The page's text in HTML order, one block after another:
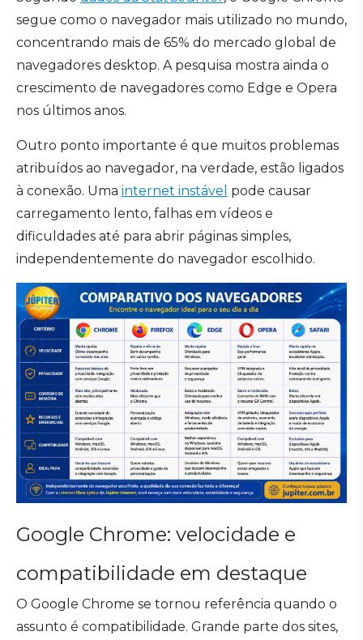
segue como o navegador mais utilizado no mundo,
concentrando mais de 65% do mercado global de
navegadores desktop. A pesquisa mostra ainda o
crescimento de navegadores como Edge e Opera
nos últimos anos.
Outro ponto importante é que muitos problemas
atribuídos ao navegador, na verdade, estão ligados
à conexão. Uma internet instável pode causar
carregamento lento, falhas em vídeos e
dificuldades até para abrir páginas simples,
independentemente do navegador escolhido.
Google Chrome: velocidade e
compatibilidade em destaque
O Google Chrome se tornou referência quando o
assunto é compatibilidade. Grande parte dos sites,